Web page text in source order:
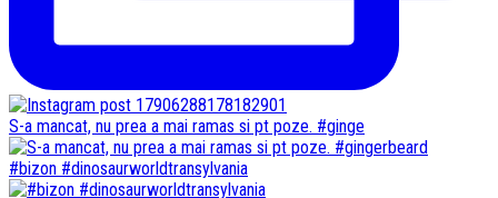
S-a mancat, nu prea a mai ramas si pt poze. #ginge
#bizon #dinosaurworldtransylvania